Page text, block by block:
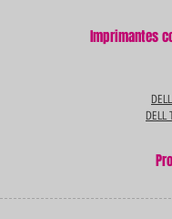
Imprimantes
DELL